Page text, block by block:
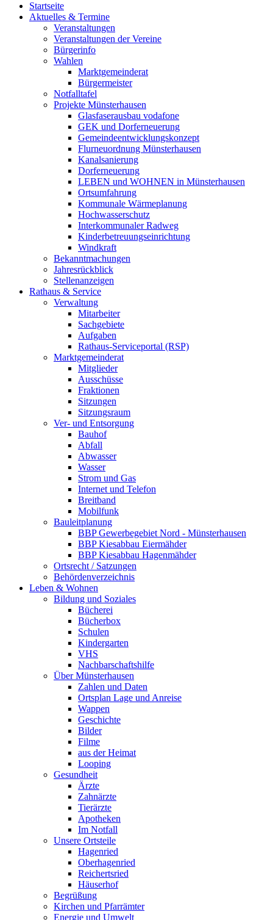
Startseite
Aktuelles & Termine
Veranstaltungen
Veranstaltungen der Vereine
Bürgerinfo
Wahlen
Marktgemeinderat
Bürgermeister
Notfalltafel
Projekte Münsterhausen
Glasfaserausbau vodafone
GEK und Dorferneuerung
Gemeindeentwicklungskonzept
Flurneuordnung Münsterhausen
Kanalsanierung
Dorferneuerung
LEBEN und WOHNEN in Münsterhausen
Ortsumfahrung
Kommunale Wärmeplanung
Hochwasserschutz
Interkommunaler Radweg
Kinderbetreuungseinrichtung
Windkraft
Bekanntmachungen
Jahresrückblick
Stellenanzeigen
Rathaus & Service
Verwaltung
Mitarbeiter
Sachgebiete
Aufgaben
Rathaus-Serviceportal (RSP)
Marktgemeinderat
Mitglieder
Ausschüsse
Fraktionen
Sitzungen
Sitzungsraum
Ver- und Entsorgung
Bauhof
Abfall
Abwasser
Wasser
Strom und Gas
Internet und Telefon
Breitband
Mobilfunk
Bauleitplanung
BBP Gewerbegebiet Nord - Münsterhausen
BBP Kiesabbau Eiermähder
BBP Kiesabbau Hagenmähder
Ortsrecht / Satzungen
Behördenverzeichnis
Leben & Wohnen
Bildung und Soziales
Bücherei
Bücherbox
Schulen
Kindergarten
VHS
Nachbarschaftshilfe
Über Münsterhausen
Zahlen und Daten
Ortsplan Lage und Anreise
Wappen
Geschichte
Bilder
Filme
aus der Heimat
Looping
Gesundheit
Ärzte
Zahnärzte
Tierärzte
Apotheken
Im Notfall
Unsere Ortsteile
Hagenried
Oberhagenried
Reichertsried
Häuserhof
Begrüßung
Kirchen und Pfarrämter
Energie und Umwelt